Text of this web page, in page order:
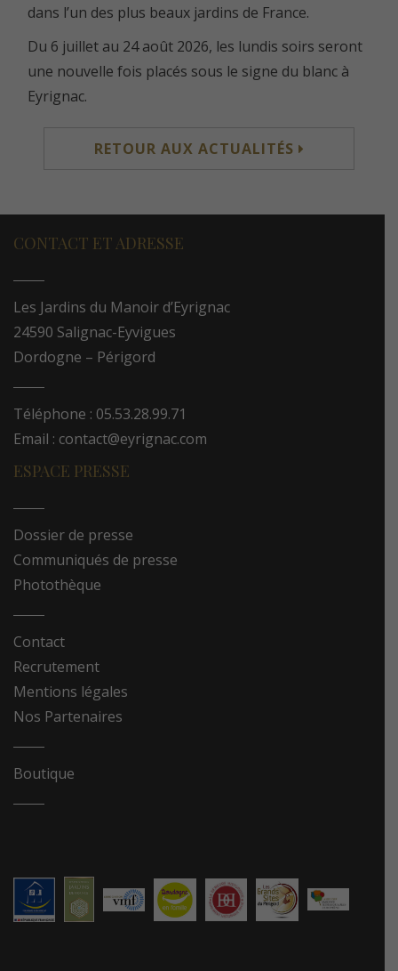
dans l’un des plus beaux jardins de France.
Du 6 juillet au 24 août 2026, les lundis soirs seront
une nouvelle fois placés sous le signe du blanc à
Eyrignac.
RETOUR AUX ACTUALITÉS
CONTACT ET ADRESSE
Les Jardins du Manoir d’Eyrignac
24590 Salignac-Eyvigues
Dordogne – Périgord
Téléphone : 05.53.28.99.71
Email : contact@eyrignac.com
ESPACE PRESSE
Dossier de presse
Communiqués de presse
Photothèque
Contact
Recrutement
Mentions légales
Nos Partenaires
Boutique